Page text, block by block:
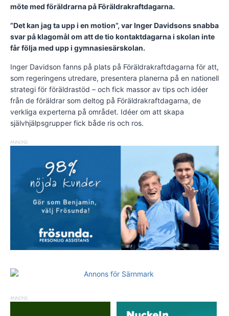
möte med föräldrarna på Föräldrakraftdagarna.
”Det kan jag ta upp i en motion”, var Inger Davidsons snabba
svar på klagomål om att de tio kontaktdagarna i skolan inte
får följa med upp i gymnasiesärskolan.
Inger Davidson fanns på plats på Föräldrakraftdagarna för att,
som regeringens utredare, presentera planerna på en nationell
strategi för föräldrastöd – och fick massor av tips och idéer
från de föräldrar som deltog på Föräldrakraftdagarna, de
verkliga experterna på området. Idéer om att skapa
självhjälpsgrupper fick både ris och ros.
ANNONS
ANNONS